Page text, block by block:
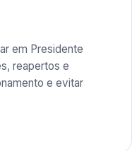
em Presidente
reapertos e
e evitar